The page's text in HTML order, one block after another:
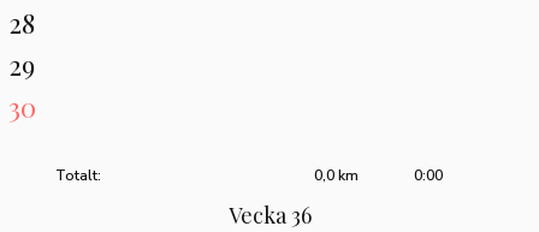
28
29
30
Totalt: 0:00
0,0 km
Vecka 36